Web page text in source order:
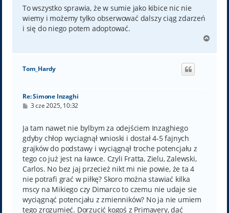
To wszystko sprawia, że w sumie jako kibice nic nie
wiemy i możemy tylko obserwować dalszy ciąg zdarzeń
i się do niego potem adoptować.
g
Tom_Hardy
Re: Simone Inzaghi
P
t
3 cze 2025, 10:32
Ja tam nawet nie bylbym za odejściem Inzaghiego
gdyby chłop wyciagnął wnioski i dostał 4-5 fajnych
grajków do podstawy i wyciągnął troche potencjału z
tego co już jest na ławce. Czyli Fratta, Zielu, Zalewski,
Carlos. No bez jaj przecież nikt mi nie powie, że ta 4
nie potrafi grać w piłkę? Skoro można stawiać kilka
mscy na Mikiego czy Dimarco to czemu nie udaje sie
wyciągnąć potencjału z zmienników? No ja nie umiem
tego zrozumieć. Dorzucić kogoś z Primavery, dać